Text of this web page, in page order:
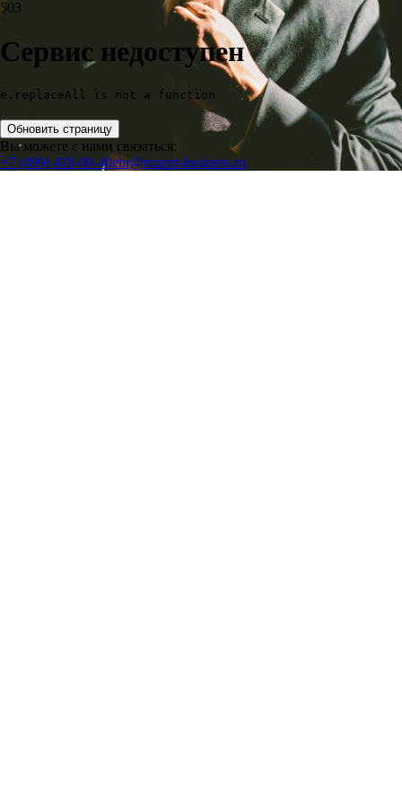
503
Сервис недоступен
e.replaceAll is not a function
Обновить страницу
Вы можете с нами связаться:
+7 (499) 418-00-40ebr@expert-business.ru